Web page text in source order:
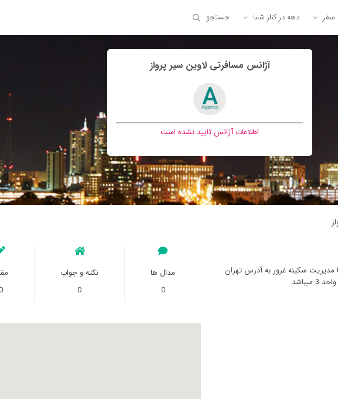
سفر دهه در کنار شما جستجو
آژانس مسافرتی لاوين سير پرواز
اطلاعات آژانس تایید نشده است
مدیریت سکینه غرور به آدرس تهران
مدال ها
0
نکته و جواب
0